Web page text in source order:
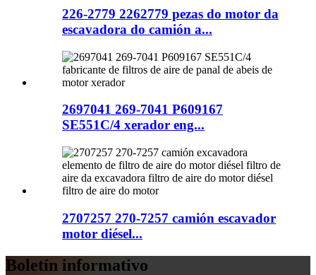
226-2779 2262779 pezas do motor da
escavadora do camión a...
2697041 269-7041 P609167
SE551C/4 xerador eng...
2707257 270-7257 camión escavador
motor diésel...
Boletín informativo